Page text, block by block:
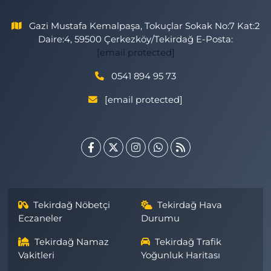
Gazi Mustafa Kemalpaşa, Tokuçlar Sokak No:7 Kat:2
Daire:4, 59500 Çerkezköy/Tekirdağ E-Posta:
[email protected]
0541 894 95 73
[email protected]
Tekirdağ Nöbetçi
Eczaneler
Tekirdağ Hava
Durumu
Tekirdağ Namaz
Vakitleri
Tekirdağ Trafik
Yoğunluk Haritası